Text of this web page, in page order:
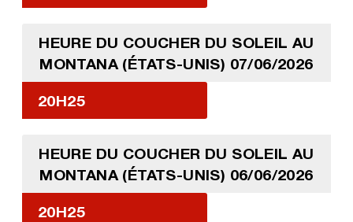
HEURE DU COUCHER DU SOLEIL AU
MONTANA (ÉTATS-UNIS) 07/06/2026
20H25
HEURE DU COUCHER DU SOLEIL AU
MONTANA (ÉTATS-UNIS) 06/06/2026
20H25